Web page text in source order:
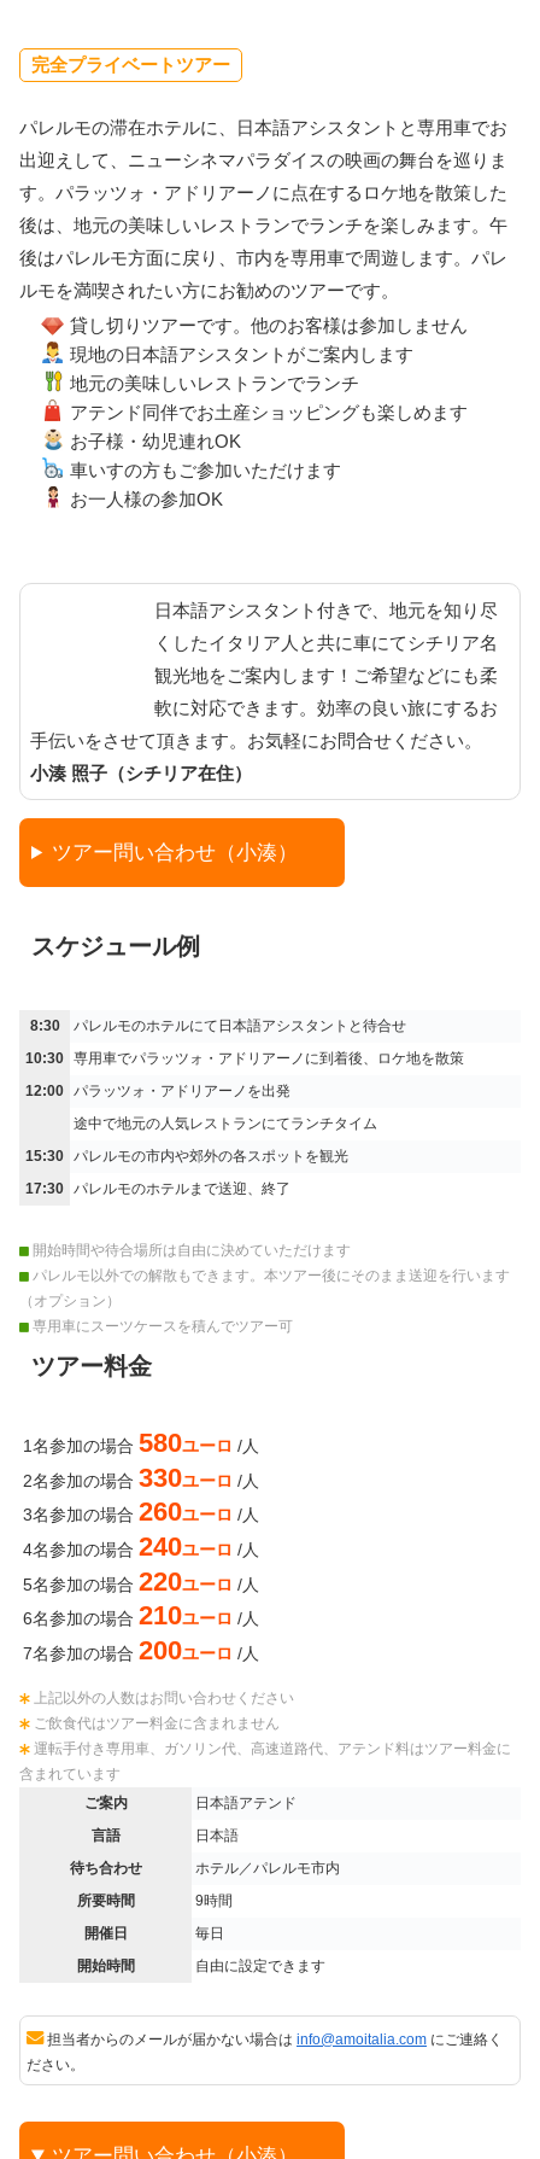
完全プライベートツアー
パレルモの滞在ホテルに、日本語アシスタントと専用車でお
出迎えして、ニューシネマパラダイスの映画の舞台を巡りま
す。パラッツォ・アドリアーノに点在するロケ地を散策した
後は、地元の美味しいレストランでランチを楽しみます。午
後はパレルモ方面に戻り、市内を専用車で周遊します。パレ
ルモを満喫されたい方にお勧めのツアーです。
貸し切りツアーです。他のお客様は参加しません
現地の日本語アシスタントがご案内します
地元の美味しいレストランでランチ
アテンド同伴でお土産ショッピングも楽しめます
お子様・幼児連れOK
車いすの方もご参加いただけます
お一人様の参加OK
日本語アシスタント付きで、地元を知り尽
くしたイタリア人と共に車にてシチリア名
観光地をご案内します！ご希望などにも柔
軟に対応できます。効率の良い旅にするお
手伝いをさせて頂きます。お気軽にお問合せください。
小湊 照子（シチリア在住）
ツアー問い合わせ（小湊）
スケジュール例
8:30
パレルモのホテルにて日本語アシスタントと待合せ
10:30 専用車でパラッツォ・アドリアーノに到着後、ロケ地を散策
12:00 パラッツォ・アドリアーノを出発
途中で地元の人気レストランにてランチタイム
15:30 パレルモの市内や郊外の各スポットを観光
17:30 パレルモのホテルまで送迎、終了
開始時間や待合場所は自由に決めていただけます
パレルモ以外での解散もできます。本ツアー後にそのまま送迎を行います
（オプション）
専用車にスーツケースを積んでツアー可
ツアー料金
1名参加の場合 580ユーロ /人
2名参加の場合 330ユーロ /人
3名参加の場合 260ユーロ /人
4名参加の場合 240ユーロ /人
5名参加の場合 220ユーロ /人
6名参加の場合 210ユーロ /人
7名参加の場合 200ユーロ /人
上記以外の人数はお問い合わせください
ご飲食代はツアー料金に含まれません
運転手付き専用車、ガソリン代、高速道路代、アテンド料はツアー料金に
含まれています
ご案内
日本語アテンド
言語
日本語
待ち合わせ
ホテル／パレルモ市内
所要時間
9時間
開催日
毎日
開始時間
自由に設定できます
担当者からのメールが届かない場合は info@amoitalia.com にご連絡く
ださい。